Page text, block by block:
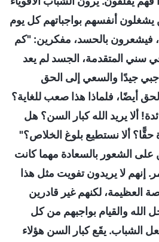
يشغلون أنفسهم بواجباتهم كل يوم
فيشعرون بالحسد، مفكرين: "كم
سني المتقدمة، الجسد لم يعد
جيدًا والسعي إلى الحق
أيضًا، فلماذا هذا صعب للغاية؟
ألا يريد الله كبار السن؟ هل
حقًّا؟ ألا نستطيع بلوغ الخلاص؟"
على الشعور بالسعادة مهما كانت
إنهم لا يريدون تفويت مثل هذا
العظيمة، لكنهم غير قادرين
والقيام بواجبهم من كل
الشباب. يقَع كبار السن هؤلاء